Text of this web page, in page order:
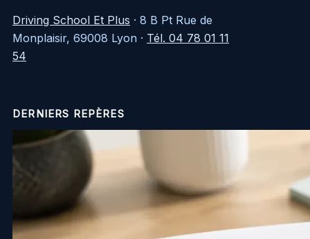
Driving School Et Plus · 8 B Pt Rue de
Monplaisir, 69008 Lyon · Tél. 04 78 01 11
54
DERNIERS REPÈRES